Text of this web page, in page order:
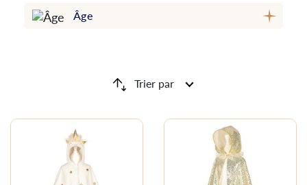
Âge
Trier par